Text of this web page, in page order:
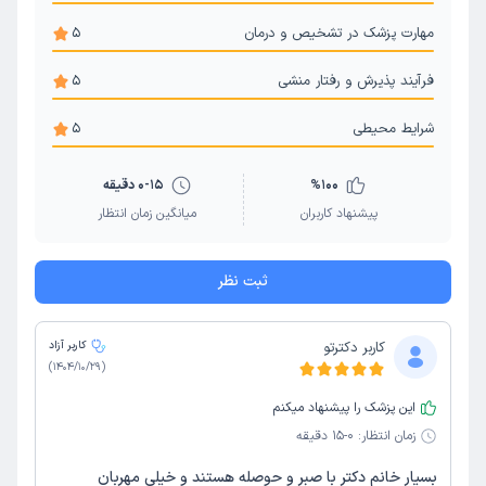
مهارت پزشک در تشخیص و درمان 5
فرآیند پذیرش و رفتار منشی 5
شرایط محیطی 5
%100
پیشنهاد کاربران
0-15 دقیقه
میانگین زمان انتظار
ثبت نظر
کاربر دکترتو
کاربر آزاد
(
1404/10/29
)
این پزشک را پیشنهاد میکنم
زمان انتظار: 0-15 دقیقه
بسیار خانم دکتر با صبر و حوصله هستند و خیلی مهربان